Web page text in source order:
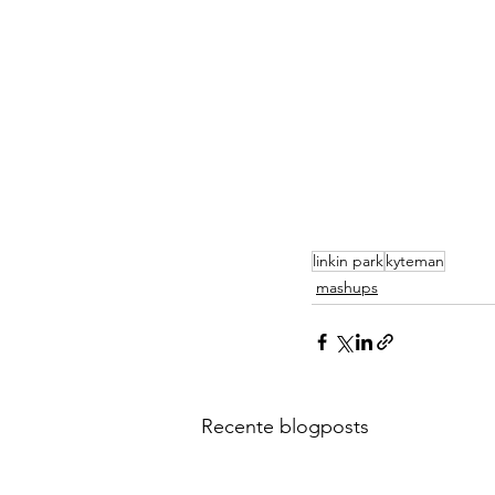
linkin parkkyteman
mashups
Recente blogposts